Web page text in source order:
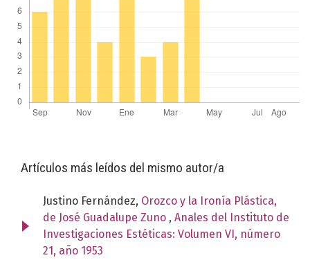
Artículos más leídos del mismo autor/a
Justino Fernández, Orozco y la Ironía Plástica,
de José Guadalupe Zuno , Anales del Instituto de
Investigaciones Estéticas: Volumen VI, número
21, año 1953